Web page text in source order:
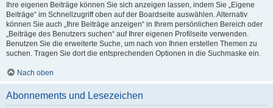
Ihre eigenen Beiträge können Sie sich anzeigen lassen, indem Sie „Eigene
Beiträge“ im Schnellzugriff oben auf der Boardseite auswählen. Alternativ
können Sie auch „Ihre Beiträge anzeigen“ in Ihrem persönlichen Bereich oder
„Beiträge des Benutzers suchen“ auf Ihrer eigenen Profilseite verwenden.
Benutzen Sie die erweiterte Suche, um nach von Ihnen erstellen Themen zu
suchen. Tragen Sie dort die entsprechenden Optionen in die Suchmaske ein.
Nach oben
Abonnements und Lesezeichen